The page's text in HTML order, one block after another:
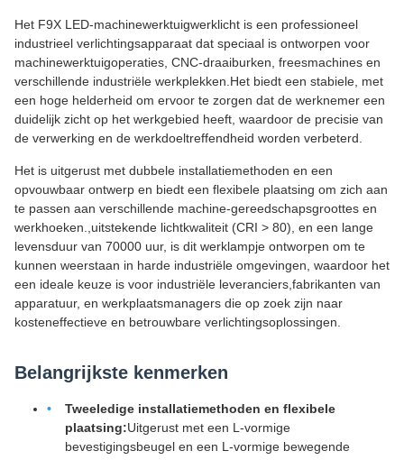
Het F9X LED-machinewerktuigwerklicht is een professioneel
industrieel verlichtingsapparaat dat speciaal is ontworpen voor
machinewerktuigoperaties, CNC-draaiburken, freesmachines en
verschillende industriële werkplekken.Het biedt een stabiele, met
een hoge helderheid om ervoor te zorgen dat de werknemer een
duidelijk zicht op het werkgebied heeft, waardoor de precisie van
de verwerking en de werkdoeltreffendheid worden verbeterd.
Het is uitgerust met dubbele installatiemethoden en een
opvouwbaar ontwerp en biedt een flexibele plaatsing om zich aan
te passen aan verschillende machine-gereedschapsgroottes en
werkhoeken.,uitstekende lichtkwaliteit (CRI > 80), en een lange
levensduur van 70000 uur, is dit werklampje ontworpen om te
kunnen weerstaan in harde industriële omgevingen, waardoor het
een ideale keuze is voor industriële leveranciers,fabrikanten van
apparatuur, en werkplaatsmanagers die op zoek zijn naar
kosteneffectieve en betrouwbare verlichtingsoplossingen.
Belangrijkste kenmerken
Tweeledige installatiemethoden en flexibele
plaatsing:Uitgerust met een L-vormige
bevestigingsbeugel en een L-vormige bewegende